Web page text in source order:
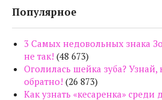
Популярное
3 Самых недовольных знака
не так! (48 673)
Оголилась шейка зуба? Узнай,
обратно! (26 873)
Как узнать «кесаренка» среди